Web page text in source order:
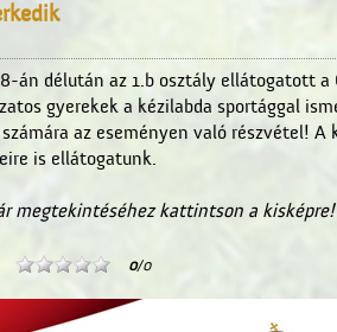
án délután az 1.b osztály ellátogatott a
gyerekek a kézilabda sportággal
az eseményen való részvétel! A
is ellátogatunk.
megtekintéséhez kattintson a kisképre!
0/0